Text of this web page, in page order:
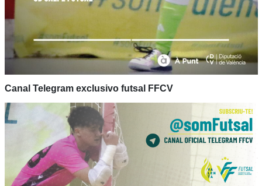
Canal Telegram exclusivo futsal FFCV